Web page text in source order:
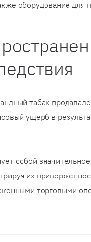
оборудование для
табак
ущерб в
собой
их
торговыми